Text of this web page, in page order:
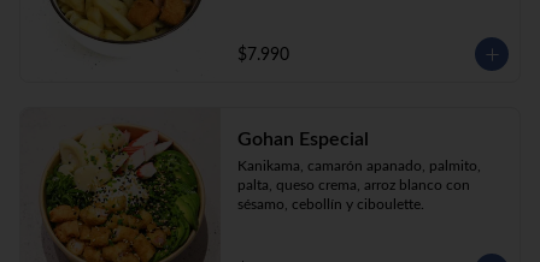
$7.990
Gohan Especial
Kanikama, camarón apanado, palmito,
palta, queso crema, arroz blanco con
sésamo, cebollín y ciboulette.